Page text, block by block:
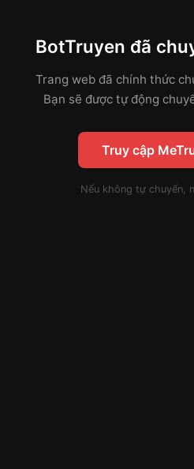
BotTruyen đã
Trang web đã chính thức
Bạn sẽ được tự động
Truy cập
Nếu không tự chuyển,